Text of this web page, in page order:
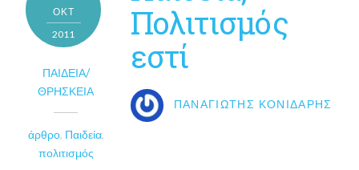
ΟΚΤ
2011
ΠΑΙΔΕΊΑ/
ΘΡΗΣΚΕΊΑ
άρθρο, Παιδεία,
πολιτισμός
Πολιτισμός
εστί
ΠΑΝΑΓΙΏΤΗΣ ΚΟΝΙΔΆΡΗΣ